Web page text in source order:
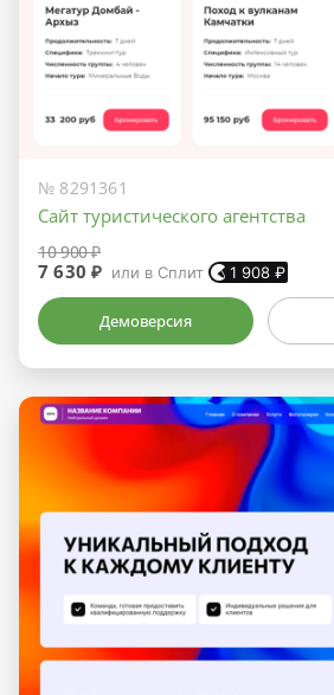
№ 8291361
Сайт туристического агентства
10 900 ₽
7 630 ₽ или в Сплит 1 908 ₽
Демоверсия